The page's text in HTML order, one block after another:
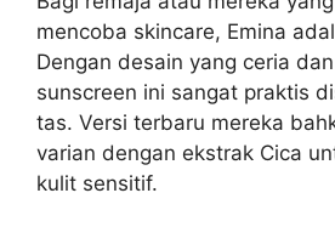
mencoba skincare, Emina
Dengan desain yang ceria
sunscreen ini sangat praktis
tas. Versi terbaru mereka
varian dengan ekstrak Cica
kulit sensitif.